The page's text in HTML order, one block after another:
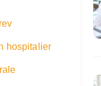
hospitalier